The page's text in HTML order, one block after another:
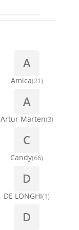
uređaja
A
Amica(21)
A
Artur Marten(3)
C
Candy(66)
D
DE LONGHI(1)
D